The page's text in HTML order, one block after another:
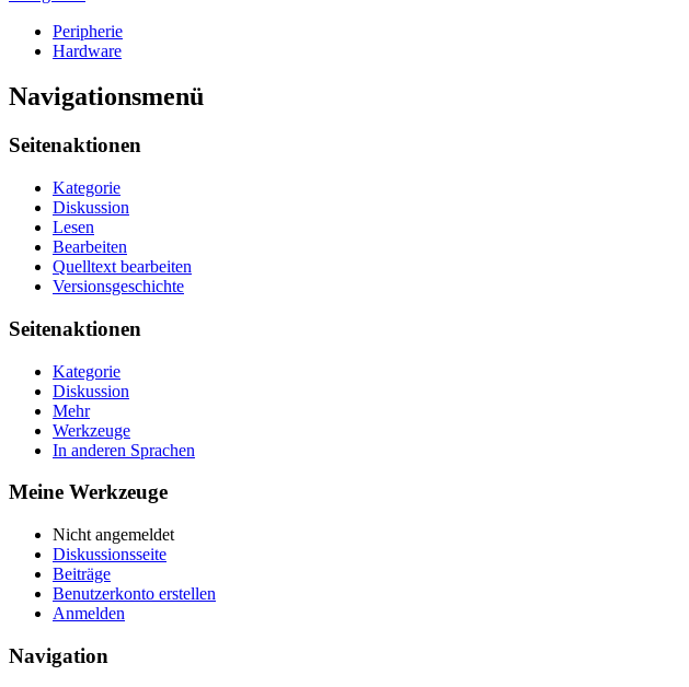
Peripherie
Hardware
Navigationsmenü
Seitenaktionen
Kategorie
Diskussion
Lesen
Bearbeiten
Quelltext bearbeiten
Versionsgeschichte
Seitenaktionen
Kategorie
Diskussion
Mehr
Werkzeuge
In anderen Sprachen
Meine Werkzeuge
Nicht angemeldet
Diskussionsseite
Beiträge
Benutzerkonto erstellen
Anmelden
Navigation